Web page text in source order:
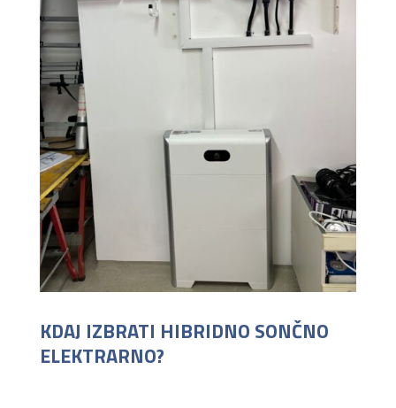
KDAJ IZBRATI HIBRIDNO SONČNO
ELEKTRARNO?